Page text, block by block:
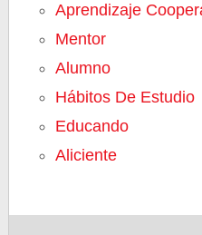
Aprendizaje
Mentor
Alumno
Hábitos De Estudio
Educando
Aliciente